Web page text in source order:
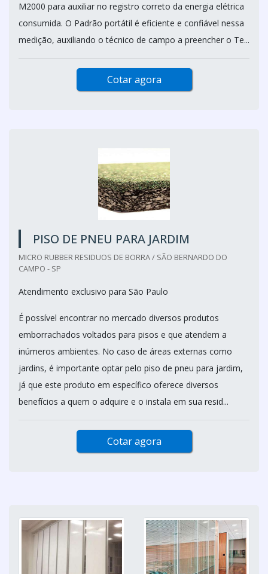
M2000 para auxiliar no registro correto da energia elétrica
consumida. O Padrão portátil é eficiente e confiável nessa
medição, auxiliando o técnico de campo a preencher o Te...
Cotar agora
PISO DE PNEU PARA JARDIM
MICRO RUBBER RESIDUOS DE BORRA / SÃO BERNARDO DO
CAMPO - SP
Atendimento exclusivo para São Paulo
É possível encontrar no mercado diversos produtos
emborrachados voltados para pisos e que atendem a
inúmeros ambientes. No caso de áreas externas como
jardins, é importante optar pelo piso de pneu para jardim,
já que este produto em específico oferece diversos
benefícios a quem o adquire e o instala em sua resid...
Cotar agora